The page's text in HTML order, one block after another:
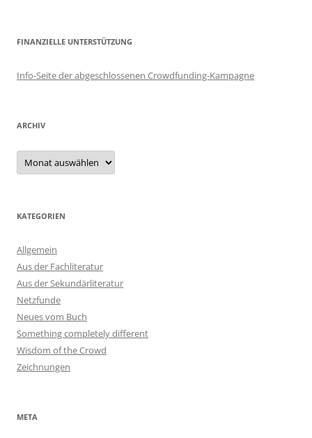
FINANZIELLE UNTERSTÜTZUNG
Info-Seite der abgeschlossenen Crowdfunding-Kampagne
ARCHIV
Archiv
KATEGORIEN
Allgemein
Aus der Fachliteratur
Aus der Sekundärliteratur
Netzfunde
Neues vom Buch
Something completely different
Wisdom of the Crowd
Zeichnungen
META